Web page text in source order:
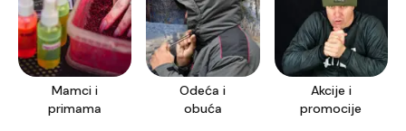
Mamci i
primama
Odeća i
obuća
Akcije i
promocije